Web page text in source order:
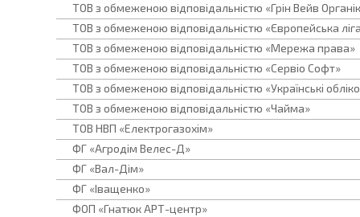
ТОВ з обмеженою відповідальністю «Грін Вейв
ТОВ з обмеженою відповідальністю «Європейська
ТОВ з обмеженою відповідальністю «Мережа права»
ТОВ з обмеженою відповідальністю «Сервіо Софт»
ТОВ з обмеженою відповідальністю «Українські
ТОВ з обмеженою відповідальністю «Чайма»
ТОВ НВП «Електрогазохім»
ФГ «Агродім Велес-Д»
ФГ «Вал-Дім»
ФГ «Іващенко»
ФОП «Гнатюк АРТ-центр»